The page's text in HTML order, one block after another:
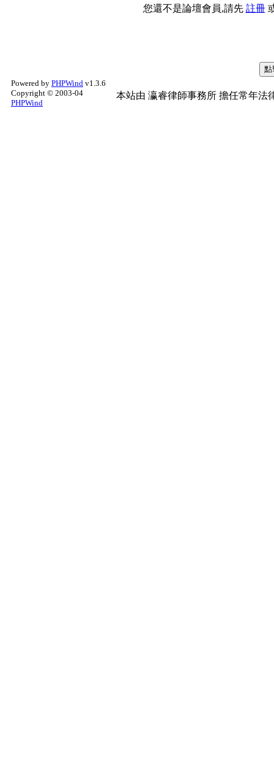
您還不是論壇會員,請先 註冊
Powered by PHPWind v1.3.6
Copyright © 2003-04
PHPWind
本站由 瀛睿律師事務所 擔任常年法